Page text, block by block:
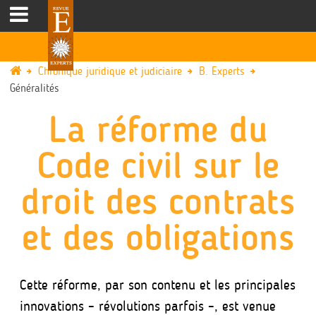
Chronique juridique et judiciaire
B. Experts
Généralités
La réforme du
Code civil sur le
droit des contrats
et des obligations
Cette réforme, par son contenu et les principales
innovations – révolutions parfois –, est venue